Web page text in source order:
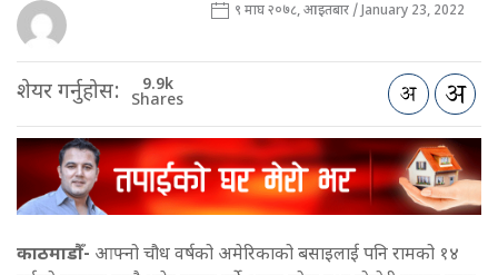
९ माघ २०७८, आइतबार / January 23, 2022
शेयर गर्नुहोस: 9.9k
Shares
काठमाडौँ- आफ्नो चौध वर्षको अमेरिकाको बसाइलाई पनि रामको १४